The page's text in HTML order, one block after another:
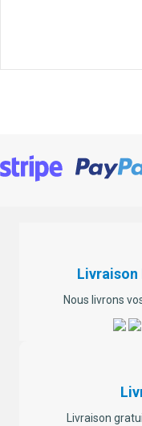
Livraison
Nous livrons
Livraison